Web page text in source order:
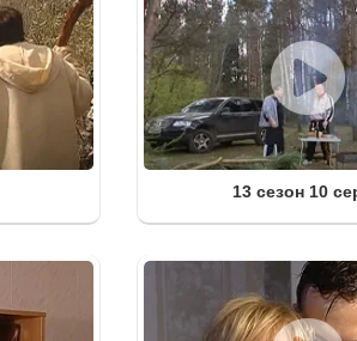
13 сезон 10